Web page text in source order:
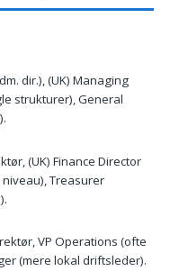
dir.), (UK) Managing
strukturer), General
(UK) Finance Director
niveau), Treasurer
VP Operations (ofte
(mere lokal driftsleder).